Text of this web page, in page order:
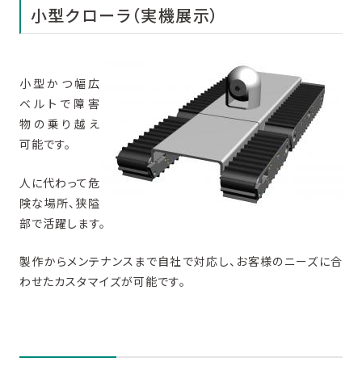
小型クローラ（実機展示）
小型かつ幅広
ベルトで障害
物の乗り越え
可能です。
人に代わって危
険な場所、狭隘
部で活躍します。
製作からメンテナンスまで自社で対応し、お客様のニーズに合
わせたカスタマイズが可能です。